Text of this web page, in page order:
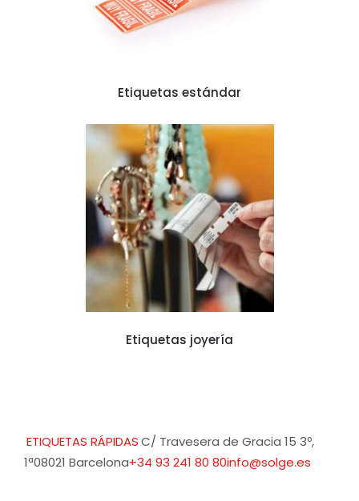
Etiquetas estándar
Etiquetas joyería
ETIQUETAS RÁPIDASC/ Travesera de Gracia 15 3º,
1ª08021 Barcelona+34 93 241 80 80info@solge.es